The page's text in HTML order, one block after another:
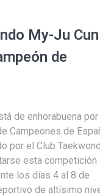
tirMy-Ju
de
de enhorabuena por
Campeones de
por el Club
esta competición
los días 4 al 8 de
de altísimo